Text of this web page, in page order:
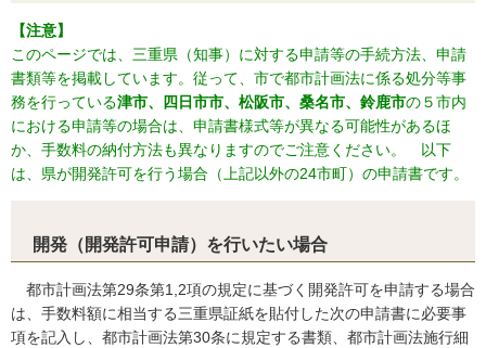
【注意】
このページでは、三重県（知事）に対する申請等の手続方法、申請
書類等を掲載しています。従って、市で都市計画法に係る処分等事
務を行っている津市、四日市市、松阪市、桑名市、鈴鹿市の５市内
における申請等の場合は、申請書様式等が異なる可能性があるほ
か、手数料の納付方法も異なりますのでご注意ください。 以下
は、県が開発許可を行う場合（上記以外の24市町）の申請書です。
開発（開発許可申請）を行いたい場合
都市計画法第29条第1,2項の規定に基づく開発許可を申請する場合
は、手数料額に相当する三重県証紙を貼付した次の申請書に必要事
項を記入し、都市計画法第30条に規定する書類、都市計画法施行細